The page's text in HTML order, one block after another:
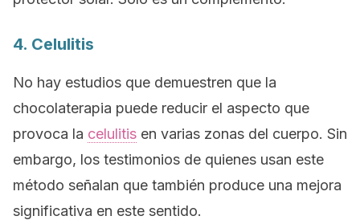
4. Celulitis
No hay estudios que demuestren que la
chocolaterapia puede reducir el aspecto que
provoca la celulitis en varias zonas del cuerpo. Sin
embargo, los testimonios de quienes usan este
método señalan que también produce una mejora
significativa en este sentido.